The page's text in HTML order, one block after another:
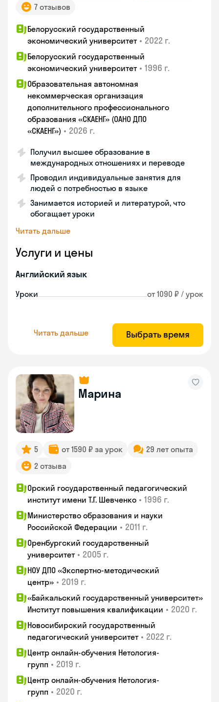
7 отзывов
Белорусский государственный
экономический университет • 2022 г.
Белорусский государственный
экономический университет • 1996 г.
Образовательная автономная
некоммерческая организация
дополнительного профессионального
образования «СКАЕНГ» (ОАНО ДПО
«СКАЕНГ») • 2026 г.
Получил высшее образование в
международных отношениях и переводе
Проводил индивидуальные занятия для
людей с потребностью в языке
Занимается историей и литературой, что
обогащает уроки
Читать дальше
Услуги и цены
Английский язык
Уроки от 1090 ₽ / урок
Читать дальше Выбрать время
Марина
5 от 1590 ₽ за урок
29 лет опыта
2 отзыва
Орский государственный педагогический
институт имени Т.Г. Шевченко • 1996 г.
Министерство образования и науки
Российской Федерации • 2011 г.
Оренбургский государственный
университет • 2005 г.
НОУ ДПО «Экспертно-методический
центр» • 2019 г.
«Байкальский государственный университет»
Институт повышения квалификации • 2020 г.
Новосибирский государственный
педагогический университет • 2022 г.
Центр онлайн-обучения Нетология-
групп • 2019 г.
Центр онлайн-обучения Нетология-
групп • 2020 г.